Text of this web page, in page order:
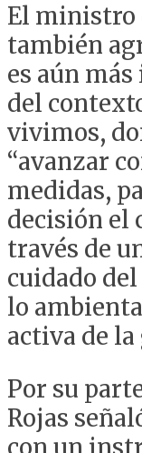
El ministro
también
es aún
del
vivimos,
“avanzar
medidas,
decisión el
través de
cuidado
lo
activa de la
Por su
Rojas
con un